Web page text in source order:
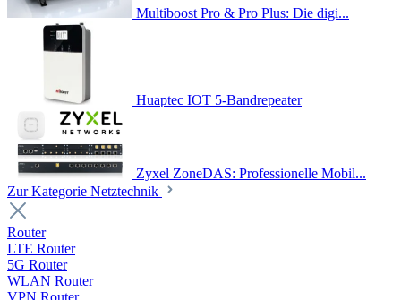
Multiboost Pro & Pro Plus: Die digi...
Huaptec IOT 5-Bandrepeater
Zyxel ZoneDAS: Professionelle Mobil...
Zur Kategorie Netztechnik
Router
LTE Router
5G Router
WLAN Router
VPN Router